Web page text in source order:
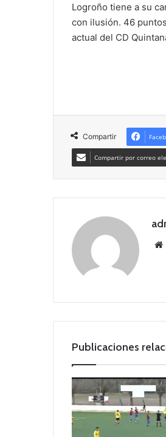
Logroño tiene a su
con ilusión. 46
actual del CD
Compartir
Compartir por correo
Publicaciones